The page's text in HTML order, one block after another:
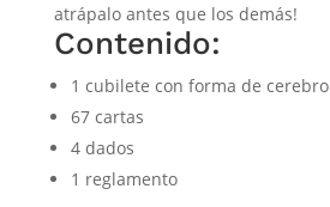
atrápalo antes que los demás!
Contenido:
1 cubilete con forma de cerebro
67 cartas
4 dados
1 reglamento